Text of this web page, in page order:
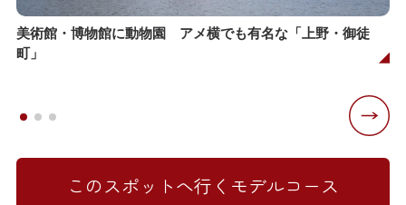
美術館・博物館に動物園 アメ横でも有名な「上野・御徒
町」
このスポットへ行くモデルコース